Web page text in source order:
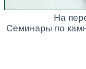
На
Семинары по